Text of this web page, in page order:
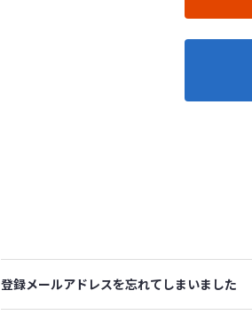
登録メールアドレスを忘れてしまいました